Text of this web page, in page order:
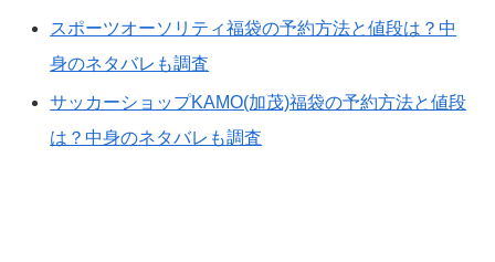
スポーツオーソリティ福袋の予約方法と値段は？中
身のネタバレも調査
サッカーショップKAMO(加茂)福袋の予約方法と値段
は？中身のネタバレも調査